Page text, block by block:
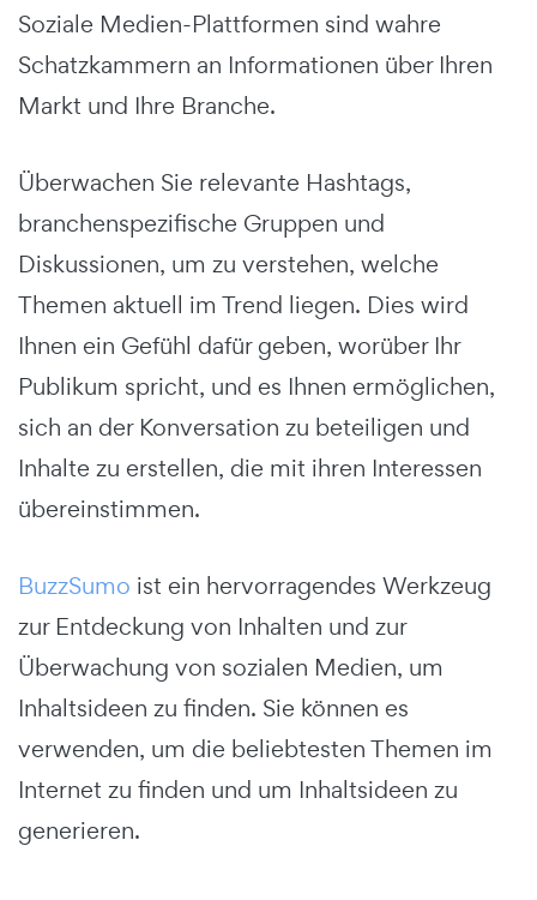
Soziale Medien-Plattformen sind wahre
Schatzkammern an Informationen über Ihren
Markt und Ihre Branche.
Überwachen Sie relevante Hashtags,
branchenspezifische Gruppen und
Diskussionen, um zu verstehen, welche
Themen aktuell im Trend liegen. Dies wird
Ihnen ein Gefühl dafür geben, worüber Ihr
Publikum spricht, und es Ihnen ermöglichen,
sich an der Konversation zu beteiligen und
Inhalte zu erstellen, die mit ihren Interessen
übereinstimmen.
BuzzSumo ist ein hervorragendes Werkzeug
zur Entdeckung von Inhalten und zur
Überwachung von sozialen Medien, um
Inhaltsideen zu finden. Sie können es
verwenden, um die beliebtesten Themen im
Internet zu finden und um Inhaltsideen zu
generieren.